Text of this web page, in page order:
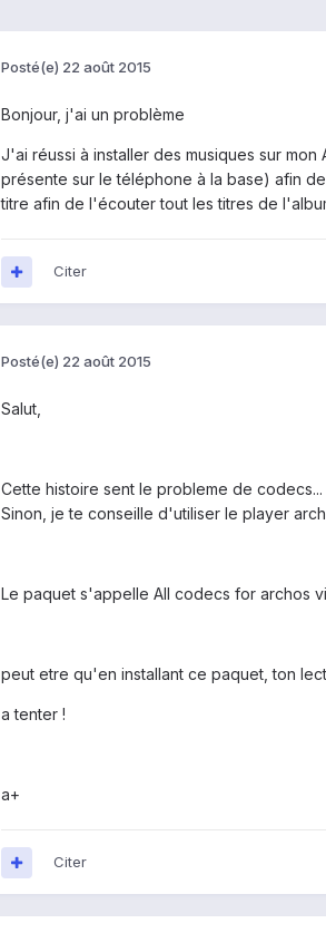
Posté(e) 22 août 2015
Bonjour, j'ai un problème
J'ai réussi à installer des musiques sur
présente sur le téléphone à la base) afin
titre afin de l'écouter tout les titres de
Citer
Posté(e) 22 août 2015
Salut,
Cette histoire sent le probleme de
Sinon, je te conseille d'utiliser le player
Le paquet s'appelle All codecs for archos
peut etre qu'en installant ce paquet, ton
a tenter !
a+
Citer